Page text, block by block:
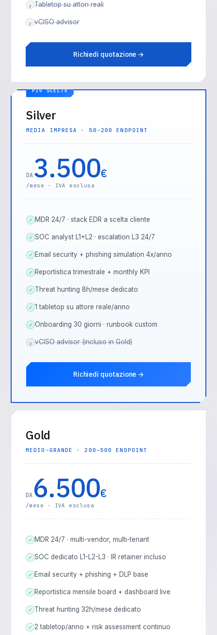
, Tabletop su attori reali
, vCISO advisor
Richiedi quotazione →
PIÙ SCELTO
Silver
MEDIA IMPRESA · 50-200 ENDPOINT
DA3.500€
/mese · IVA esclusa
✓ MDR 24/7 · stack EDR a scelta cliente
✓ SOC analyst L1+L2 · escalation L3 24/7
✓ Email security + phishing simulation 4x/anno
✓ Reportistica trimestrale + monthly KPI
✓ Threat hunting 8h/mese dedicato
✓ 1 tabletop su attore reale/anno
✓ Onboarding 30 giorni · runbook custom
, vCISO advisor (incluso in Gold)
Richiedi quotazione →
Gold
MEDIO-GRANDE · 200-500 ENDPOINT
DA 6.500€
/mese · IVA esclusa
✓ MDR 24/7 · multi-vendor, multi-tenant
✓ SOC dedicato L1-L2-L3 · IR retainer incluso
✓ Email security + phishing + DLP base
✓ Reportistica mensile board + dashboard live
✓ Threat hunting 32h/mese dedicato
✓ 2 tabletop/anno + risk assessment continuo